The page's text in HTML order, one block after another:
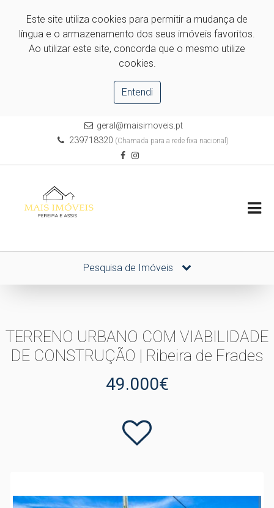
Este site utiliza cookies para permitir a mudança de
língua e o armazenamento dos seus imóveis favoritos.
Ao utilizar este site, concorda que o mesmo utilize
cookies.
Entendi
geral@maisimoveis.pt
239718320 (Chamada para a rede fixa nacional)
Pesquisa de Imóveis
TERRENO URBANO COM VIABILIDADE
DE CONSTRUÇÃO | Ribeira de Frades
49.000€